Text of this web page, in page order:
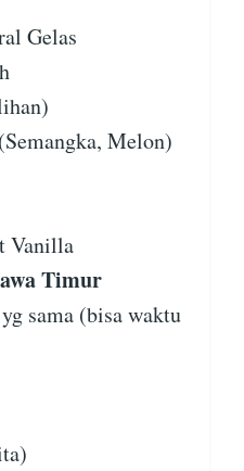
Gelas
Melon)
Vanilla
Timur
sama (bisa waktu